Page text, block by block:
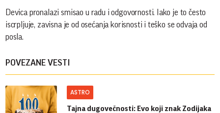
Devica pronalazi smisao u radu i odgovornosti. Iako je to često
iscrpljuje, zavisna je od osećanja korisnosti i teško se odvaja od
posla.
POVEZANE VESTI
ASTRO
Tajna dugovečnosti: Evo koji znak Zodijaka